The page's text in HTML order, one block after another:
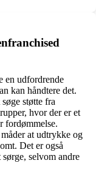
en udfordrende
kan håndtere det.
støtte fra
hvor der er et
fordømmelse.
at udtrykke og
Det er også
selvom andre